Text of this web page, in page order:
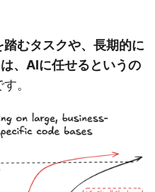
むタスクや、長期的に
、AIに任せるというの
。